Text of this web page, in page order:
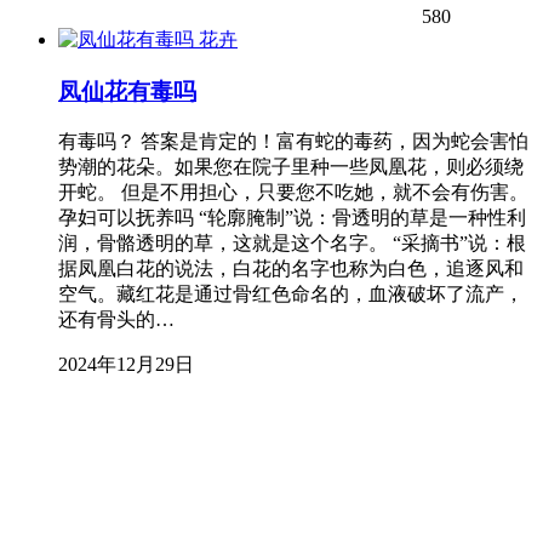
580
花卉
凤仙花有毒吗
有毒吗？ 答案是肯定的！富有蛇的毒药，因为蛇会害怕
势潮的花朵。如果您在院子里种一些凤凰花，则必须绕
开蛇。 但是不用担心，只要您不吃她，就不会有伤害。
孕妇可以抚养吗 “轮廓腌制”说：骨透明的草是一种性利
润，骨骼透明的草，这就是这个名字。 “采摘书”说：根
据凤凰白花的说法，白花的名字也称为白色，追逐风和
空气。藏红花是通过骨红色命名的，血液破坏了流产，
还有骨头的…
2024年12月29日